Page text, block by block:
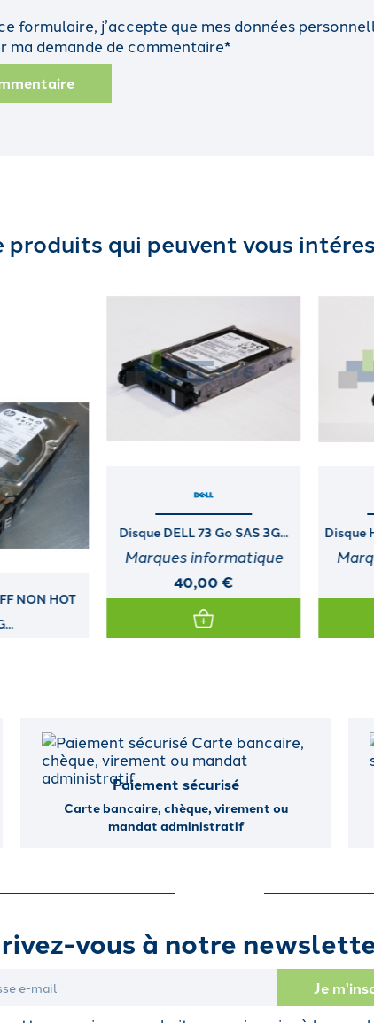
formulaire, j’accepte que mes données
ma demande de commentaire*
produits qui peuvent vous
DELL 73 Go SAS 3G...
Marques informatique
Disque HP 1,2 To SAS DS 12G...
Marques informatique
Paiement sécurisé
Carte bancaire, chèque, virement ou
mandat administratif
vous à notre